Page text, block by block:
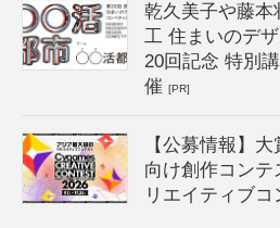
乾久美子や藤本
工 住まいのデ
20回記念 特別
催[PR]
【公募情報】
向け創作コンテ
リエイティブ